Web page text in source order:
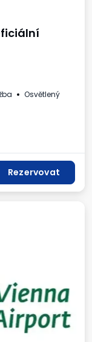
Osvětlený
Rezervovat